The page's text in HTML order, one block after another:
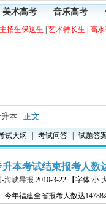
美术高考 音乐高考
招生保送生 艺术特长生 高
本 - 正文
试大纲 考试问答 试题答
本考试结束报考人数
海峡导报 2010-3-22 【字体:小
年福建全省报考人数达